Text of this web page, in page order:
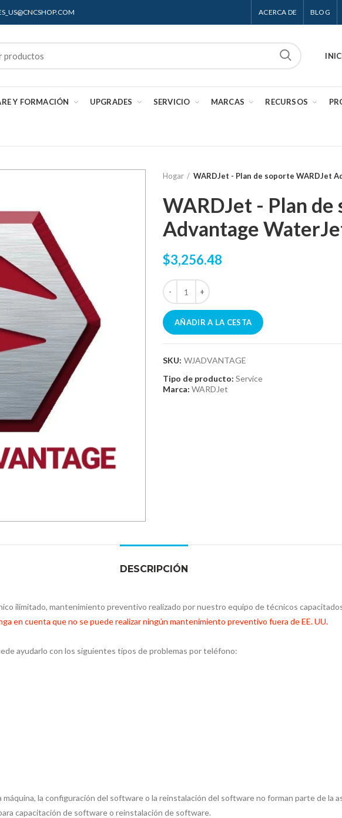
ACERCA DE BLOG
Y FORMACIÓN UPGRADES SERVICIO MARCAS RECURSOS
Hogar WARDJet - Plan de soporte WARDJet
WARDJet - Plan
Advantage
$3,256.48
AÑADIR A LA CESTA
SKU: WJADVANTAGE
Tipo de producto: Service
Marca: WARDJet
DESCRIPCIÓN
ilimitado, mantenimiento preventivo realizado por nuestro equipo de técnicos
en cuenta que no se puede realizar ningún mantenimiento preventivo fuera de EE. UU.
ayudarlo con los siguientes tipos de problemas por teléfono:
la configuración del software o la reinstalación del software no forman parte de la
capacitación de software o reinstalación de software.